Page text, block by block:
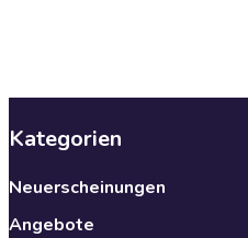
Kategorien
Neuerscheinungen
Angebote